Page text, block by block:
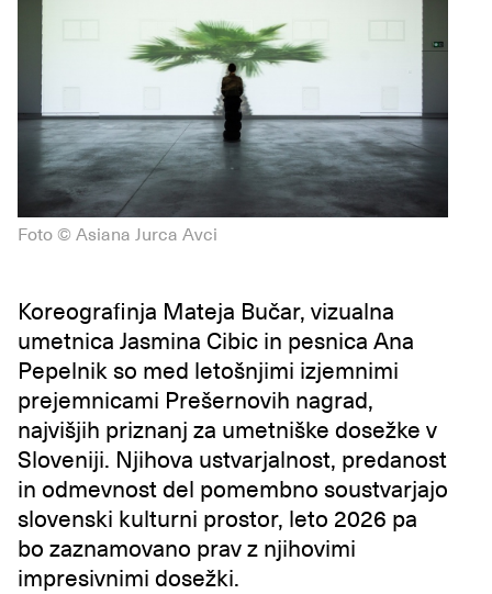
Foto © Asiana Jurca Avci
Koreografinja Mateja Bučar, vizualna
umetnica Jasmina Cibic in pesnica Ana
Pepelnik so med letošnjimi izjemnimi
prejemnicami Prešernovih nagrad,
najvišjih priznanj za umetniške dosežke v
Sloveniji. Njihova ustvarjalnost, predanost
in odmevnost del pomembno soustvarjajo
slovenski kulturni prostor, leto 2026 pa
bo zaznamovano prav z njihovimi
impresivnimi dosežki.